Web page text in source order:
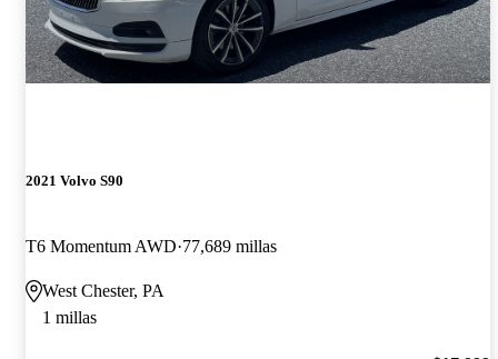
2021 Volvo S90
T6 Momentum AWD 77,689 millas
West Chester, PA
1 millas